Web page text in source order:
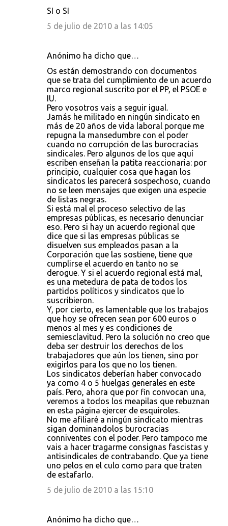
SI o SI
5 de julio de 2010 a las 14:05
Anónimo ha dicho que…
Os están demostrando con documentos
que se trata del cumplimiento de un acuerdo
marco regional suscrito por el PP, el PSOE e
IU.
Pero vosotros vais a seguir igual.
Jamás he militado en ningún sindicato en
más de 20 años de vida laboral porque me
repugna la mansedumbre con el poder
cuando no corrupción de las burocracias
sindicales. Pero algunos de los que aquí
escriben enseñan la patita reaccionaria: por
principio, cualquier cosa que hagan los
sindicatos les parecerá sospechoso, cuando
no se leen mensajes que exigen una especie
de listas negras.
Si está mal el proceso selectivo de las
empresas públicas, es necesario denunciar
eso. Pero si hay un acuerdo regional que
dice que si las empresas públicas se
disuelven sus empleados pasan a la
Corporación que las sostiene, tiene que
cumplirse el acuerdo en tanto no se
derogue. Y si el acuerdo regional está mal,
es una metedura de pata de todos los
partidos políticos y sindicatos que lo
suscribieron.
Y, por cierto, es lamentable que los trabajos
que hoy se ofrecen sean por 600 euros o
menos al mes y es condiciones de
semiesclavitud. Pero la solución no creo que
deba ser destruir los derechos de los
trabajadores que aún los tienen, sino por
exigirlos para los que no los tienen.
Los sindicatos deberían haber convocado
ya como 4 o 5 huelgas generales en este
país. Pero, ahora que por fin convocan una,
veremos a todos los meapilas que rebuznan
en esta página ejercer de esquiroles.
No me afiliaré a ningún sindicato mientras
sigan dominandolos burocracias
conniventes con el poder. Pero tampoco me
vais a hacer tragarme consignas fascistas y
antisindicales de contrabando. Que ya tiene
uno pelos en el culo como para que traten
de estafarlo.
5 de julio de 2010 a las 15:10
Anónimo ha dicho que…